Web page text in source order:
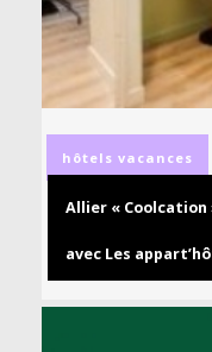
hôtels vacances
Allier « Coolcation
avec Les